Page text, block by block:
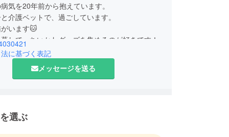
気を20年前から抱えています。
介護ベットで、過ごしています。
います🐱
に基づく表記
メッセージを送る
選ぶ